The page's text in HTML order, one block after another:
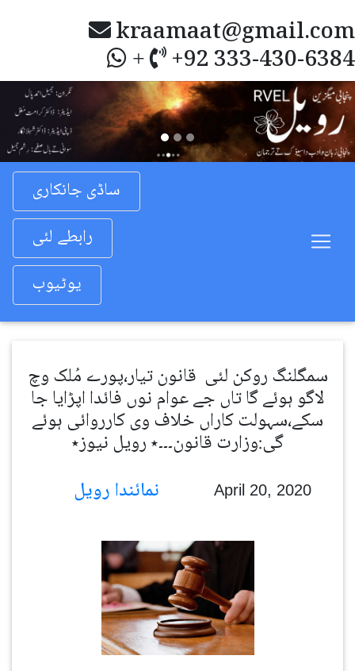
kraamaat@gmail.com
+ +92 333-430-6384
Previous
ساڈی جانکاری
رابطے لئی
یوٹیوب
سمگلنگ روکن لئی قانون تیار،پورے مُلک وچ
لاگو ہوئے گا تاں جے عوام نوں فائدا اپڑایا جا
سکے،سہولت کاراں خلاف وی کارروائی ہوئے
گی:وزارت قانون۔۔۔٭ رویل نیوز٭
April 20, 2020